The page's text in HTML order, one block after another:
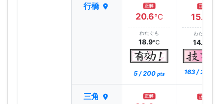
行橋 正解
20.6℃
わたぐも
18.9℃
5 / 200 pts
正解
15.1
わたぐも
14.7
163 / 200
三角 正解 正解